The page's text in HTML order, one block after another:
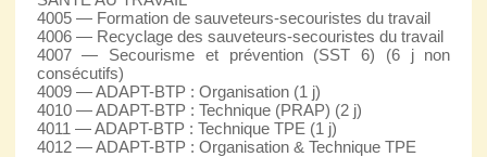
4005 — Formation de sauveteurs-secouristes du travail
4006 — Recyclage des sauveteurs-secouristes du travail
4007 — Secourisme et prévention (SST 6) (6 j non
consécutifs)
4009 — ADAPT-BTP : Organisation (1 j)
4010 — ADAPT-BTP : Technique (PRAP) (2 j)
4011 — ADAPT-BTP : Technique TPE (1 j)
4012 — ADAPT-BTP : Organisation & Technique TPE